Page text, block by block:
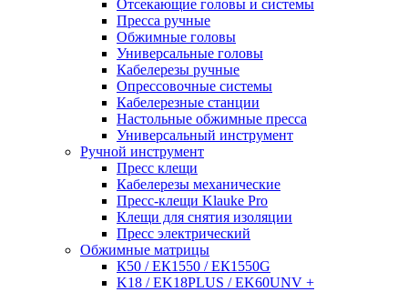
Отсекающие головы и системы
Пресса ручные
Обжимные головы
Универсальные головы
Кабелерезы ручные
Опрессовочные системы
Кабелерезные станции
Настольные обжимные пресса
Универсальный инструмент
Ручной инструмент
Пресс клещи
Кабелерезы механические
Пресс-клещи Klauke Pro
Клещи для снятия изоляции
Пресс электрический
Обжимные матрицы
К50 / ЕК1550 / ЕК1550G
K18 / EK18PLUS / EK60UNV +